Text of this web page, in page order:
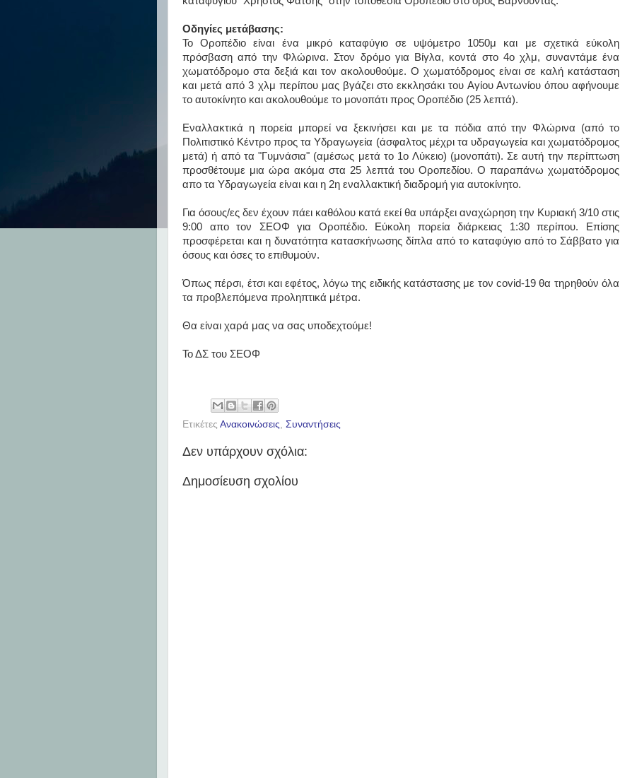
Οδηγίες μετάβασης:
Το Οροπέδιο είναι ένα μικρό καταφύγιο σε υψόμετρο 1050μ και με σχετικά εύκολη
πρόσβαση από την Φλώρινα. Στον δρόμο για Βίγλα, κοντά στο 4ο χλμ, συναντάμε ένα
χωματόδρομο στα δεξιά και τον ακολουθούμε. Ο χωματόδρομος είναι σε καλή κατάσταση
και μετά από 3 χλμ περίπου μας βγάζει στο εκκλησάκι του Αγίου Αντωνίου όπου αφήνουμε
το αυτοκίνητο και ακολουθούμε το μονοπάτι προς Οροπέδιο (25 λεπτά).
Εναλλακτικά η πορεία μπορεί να ξεκινήσει και με τα πόδια από την Φλώρινα (από το
Πολιτιστικό Κέντρο προς τα Υδραγωγεία (άσφαλτος μέχρι τα υδραγωγεία και χωματόδρομος
μετά) ή από τα "Γυμνάσια" (αμέσως μετά το 1ο Λύκειο) (μονοπάτι). Σε αυτή την περίπτωση
προσθέτουμε μια ώρα ακόμα στα 25 λεπτά του Οροπεδίου. Ο παραπάνω χωματόδρομος
απο τα Υδραγωγεία είναι και η 2η εναλλακτική διαδρομή για αυτοκίνητο.
Για όσους/ες δεν έχουν πάει καθόλου κατά εκεί θα υπάρξει αναχώρηση την Κυριακή 3/10 στις
9:00 απο τον ΣΕΟΦ για Οροπέδιο. Εύκολη πορεία διάρκειας 1:30 περίπου. Επίσης
προσφέρεται και η δυνατότητα κατασκήνωσης δίπλα από το καταφύγιο από το Σάββατο για
όσους και όσες το επιθυμούν.
Όπως πέρσι, έτσι και εφέτος, λόγω της ειδικής κατάστασης με τον covid-19 θα τηρηθούν όλα
τα προβλεπόμενα προληπτικά μέτρα.
Θα είναι χαρά μας να σας υποδεχτούμε!
Το ΔΣ του ΣΕΟΦ
Ετικέτες Ανακοινώσεις, Συναντήσεις
Δεν υπάρχουν σχόλια:
Δημοσίευση σχολίου